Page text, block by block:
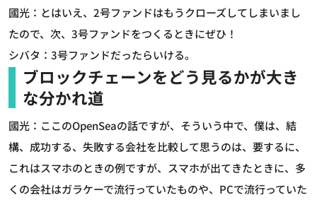
國光：とはいえ、2号ファンドはもうクローズしてしまいまし
たので、次、3号ファンドをつくるときにぜひ！
シバタ：3号ファンドだったらいける。
ブロックチェーンをどう見るかが大き
な分かれ道
國光：ここのOpenSeaの話ですが、そういう中で、僕は、結
構、成功する、失敗する会社を比較して思うのは、要するに、
これはスマホのときの例ですが、スマホが出てきたときに、多
くの会社はガラケーで流行っていたものや、PCで流行っていた